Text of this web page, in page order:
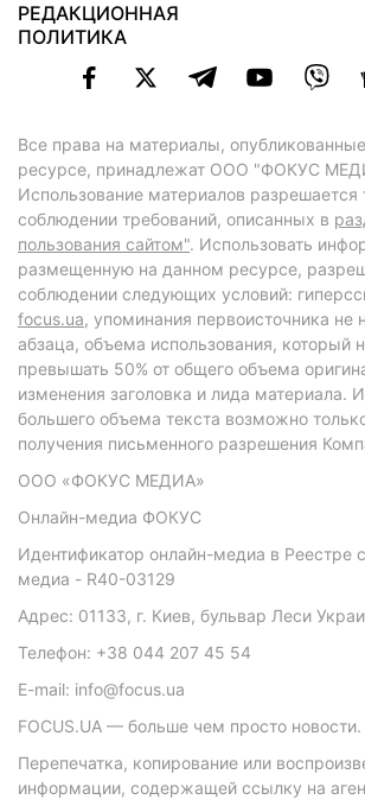
РЕДАКЦИОННАЯ
ПОЛИТИКА
Все права на материалы,
ресурсе, принадлежат ООО "ФОКУС
Использование материалов разрешается
соблюдении требований, описанных в
пользования сайтом". Использовать
размещенную на данном ресурсе,
соблюдении следующих условий:
focus.ua, упоминания первоисточника не
абзаца, объема использования, который
превышать 50% от общего объема
изменения заголовка и лида материала.
большего объема текста возможно
получения письменного разрешения
ООО «ФОКУС МЕДИА»
Онлайн-медиа ФОКУС
Идентификатор онлайн-медиа в Реестре
медиа - R40-03129
Адрес: 01133, г. Киев, бульвар Леси
Телефон: +38 044 207 45 54
E-mail: info@focus.ua
FOCUS.UA — больше чем просто новости.
Перепечатка, копирование или
информации, содержащей ссылку на